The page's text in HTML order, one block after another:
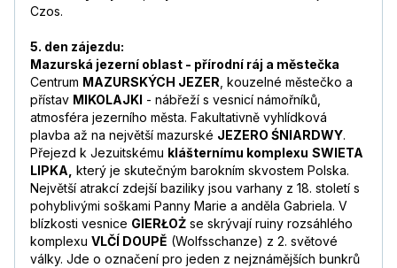
Czos.
5. den zájezdu:
Mazurská jezerní oblast - přírodní ráj a městečka
Centrum MAZURSKÝCH JEZER , kouzelné městečko a
přístav MIKOLAJKI - nábřeží s vesnicí námořníků,
atmosféra jezerního města. Fakultativně vyhlídková
plavba až na největší mazurské JEZERO ŚNIARDWY.
Přejezd k Jezuitskému klášternímu komplexu SWIETA
LIPKA, který je skutečným barokním skvostem Polska.
Největší atrakcí zdejší baziliky jsou varhany z 18. století s
pohyblivými soškami Panny Marie a anděla Gabriela. V
blízkosti vesnice GIERŁOŻ se skrývají ruiny rozsáhlého
komplexu VLČÍ DOUPĚ (Wolfsschanze) z 2. světové
války. Jde o označení pro jeden z nejznámějších bunkrů